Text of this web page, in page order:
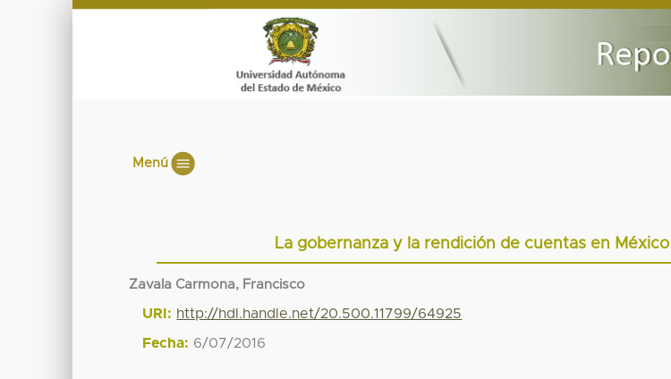
Menú
La gobernanza y la rendición de cuentas en México
Zavala Carmona, Francisco
URI: http://hdl.handle.net/20.500.11799/64925
Fecha: 6/07/2016